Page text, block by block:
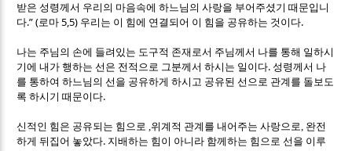
받은 성령께서 우리의 마음속에 하느님의 사랑을 부어주셨기 때문입니
다.” (로마5,5) 우리는 이 힘에 연결되어 이 힘을 공유하는 것이다.
나는 주님의 손에 들려있는 도구적 존재로서 주님께서 나를 통해 일하시
기에 내가 행하는 선은 전적으로 그분께서 하시는 일이다. 성령께서 나
를 통하여 하느님의 선을 공유하게 하시고 공유된 선으로 관계를 돌보도
록 하시기 때문이다.
신적인 힘은 공유되는 힘으로 ,위계적 관계를 내어주는 사랑으로, 완전
하게 뒤집어 놓았다. 지배하는 힘이 아니라 함께하는 힘으로 선을 이루